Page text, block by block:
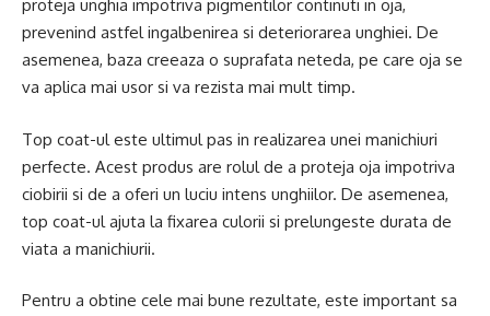
proteja unghia impotriva pigmentilor continuti in oja,
prevenind astfel ingalbenirea si deteriorarea unghiei. De
asemenea, baza creeaza o suprafata neteda, pe care oja se
va aplica mai usor si va rezista mai mult timp.
Top coat-ul este ultimul pas in realizarea unei manichiuri
perfecte. Acest produs are rolul de a proteja oja impotriva
ciobirii si de a oferi un luciu intens unghiilor. De asemenea,
top coat-ul ajuta la fixarea culorii si prelungeste durata de
viata a manichiurii.
Pentru a obtine cele mai bune rezultate, este important sa